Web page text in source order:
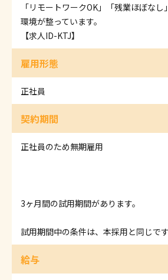
「リモートワークOK」「残業ほぼな
環境が整っています。
【求人ID-KTJ】
雇用形態
正社員
契約期間
正社員のため無期雇用
3ヶ月間の試用期間があります。
試用期間中の条件は、本採用と同じです
給与